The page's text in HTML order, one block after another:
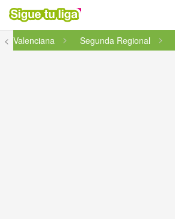
< Valenciana Segunda Regional